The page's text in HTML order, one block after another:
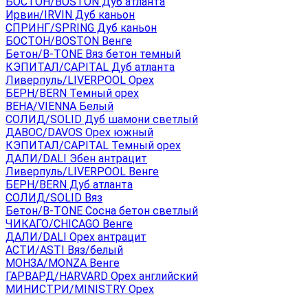
Ирвин/IRVIN Дуб каньон
СПРИНГ/SPRING Дуб каньон
БОСТОН/BOSTON Венге
Бетон/B-TONE Вяз бетон темный
КЭПИТАЛ/CAPITAL Дуб атланта
Ливерпуль/LIVERPOOL Орех
БЕРН/BERN Темный орех
ВЕНА/VIENNA Белый
СОЛИД/SOLID Дуб шамони светлый
ДАВОС/DAVOS Орех южный
КЭПИТАЛ/CAPITAL Темный орех
ДАЛИ/DALI Эбен антрацит
Ливерпуль/LIVERPOOL Венге
БЕРН/BERN Дуб атланта
СОЛИД/SOLID Вяз
Бетон/B-TONE Сосна бетон светлый
ЧИКАГО/CHICAGO Венге
ДАЛИ/DALI Орех антрацит
АСТИ/ASTI Вяз/белый
МОНЗА/MONZA Венге
ГАРВАРД/HARVARD Орех английский
МИНИСТРИ/MINISTRY Орех